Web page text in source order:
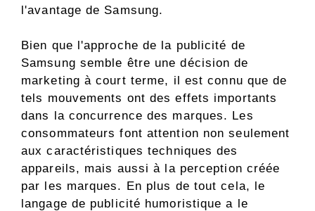
l'avantage de Samsung.
Bien que l'approche de la publicité de
Samsung semble être une décision de
marketing à court terme, il est connu que de
tels mouvements ont des effets importants
dans la concurrence des marques. Les
consommateurs font attention non seulement
aux caractéristiques techniques des
appareils, mais aussi à la perception créée
par les marques. En plus de tout cela, le
langage de publicité humoristique a le